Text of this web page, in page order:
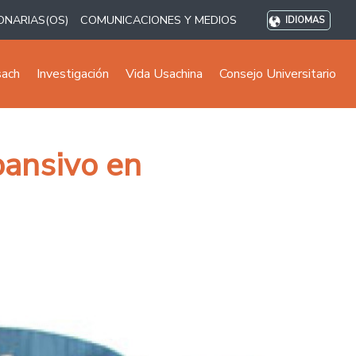
COMUNICACIONES Y MEDIOS IDIOMAS
Investigación Vida Usachina Consejo Universitario
en